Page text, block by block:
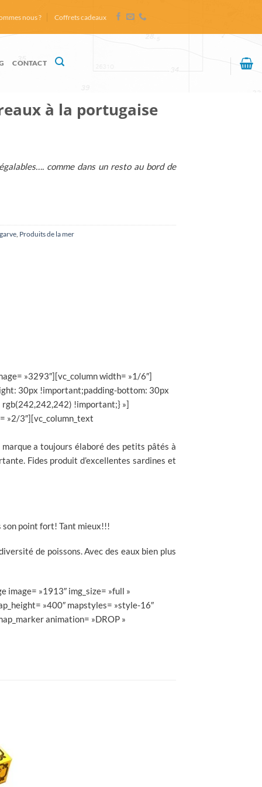
nous ? Coffrets cadeaux
CONTACT
à la portugaise
comme dans un resto au bord de
Produits de la mer
»3293″][vc_column width= »1/6″]
30px !important;padding-bottom: 30px
!important;} »]
»2/3″][vc_column_text
a toujours élaboré des petits pâtés à
Fides produit d’excellentes sardines et
son point fort! Tant mieux!!!
de poissons. Avec des eaux bien plus
»1913″ img_size= »full »
»400″ mapstyles= »style-16″
animation= »DROP »